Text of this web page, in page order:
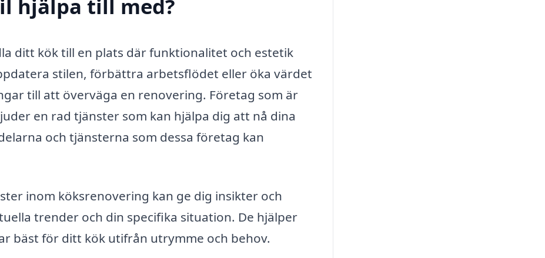
hjälpa till med?
ditt kök till en plats där funktionalitet och estetik
stilen, förbättra arbetsflödet eller öka värdet
till att överväga en renovering. Företag som är
en rad tjänster som kan hjälpa dig att nå dina
och tjänsterna som dessa företag kan
inom köksrenovering kan ge dig insikter och
trender och din specifika situation. De hjälper
bäst för ditt kök utifrån utrymme och behov.